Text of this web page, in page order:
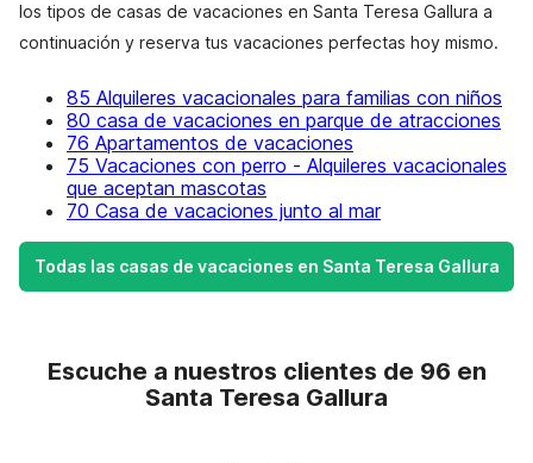
los tipos de casas de vacaciones en Santa Teresa Gallura a
continuación y reserva tus vacaciones perfectas hoy mismo.
85 Alquileres vacacionales para familias con niños
80 casa de vacaciones en parque de atracciones
76 Apartamentos de vacaciones
75 Vacaciones con perro - Alquileres vacacionales
que aceptan mascotas
70 Casa de vacaciones junto al mar
Todas las casas de vacaciones en Santa Teresa Gallura
Escuche a nuestros clientes de 96 en
Santa Teresa Gallura